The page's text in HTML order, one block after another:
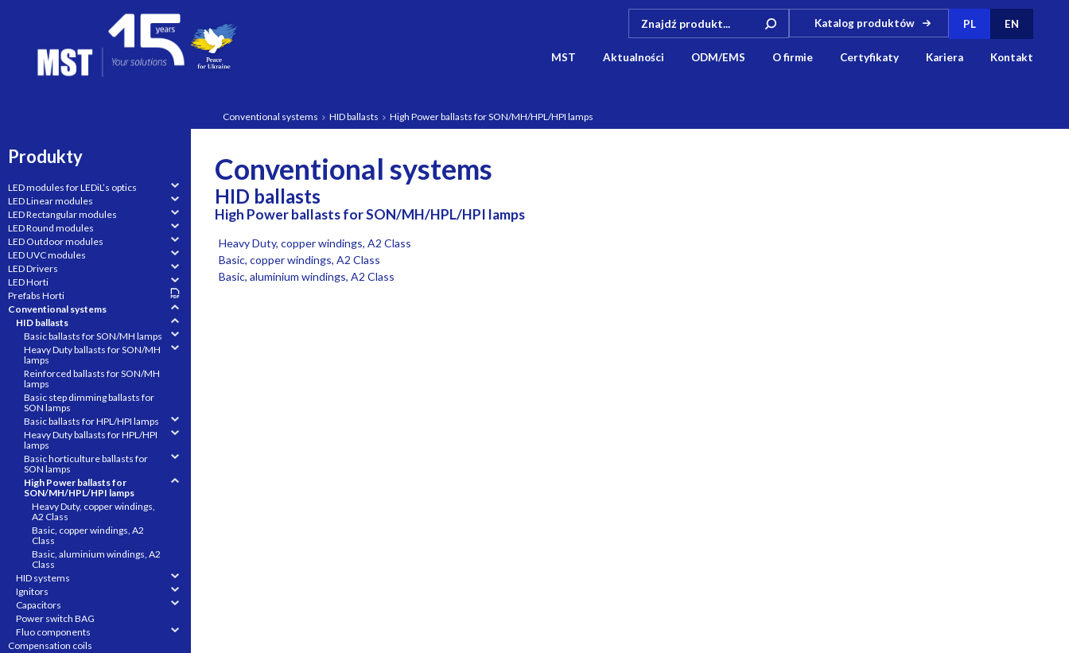
Katalog produktów PL EN
MST Aktualności ODM/EMS O firmie Certyfikaty Kariera Kontakt
Conventional systems HID ballasts High Power ballasts for SON/MH/HPL/HPI lamps
Produkty
LED modules for LEDiL’s optics
LED Linear modules
LED Rectangular modules
LED Round modules
LED Outdoor modules
LED UVC modules
LED Drivers
LED Horti
Prefabs Horti
Conventional systems
HID ballasts
Basic ballasts for SON/MH lamps
Heavy Duty ballasts for SON/MH
lamps
Reinforced ballasts for SON/MH
lamps
Basic step dimming ballasts for
SON lamps
Basic ballasts for HPL/HPI lamps
Heavy Duty ballasts for HPL/HPI
lamps
Basic horticulture ballasts for
SON lamps
High Power ballasts for
SON/MH/HPL/HPI lamps
Heavy Duty, copper windings,
A2 Class
Basic, copper windings, A2
Class
Basic, aluminium windings, A2
Class
HID systems
Ignitors
Capacitors
Power switch BAG
Fluo components
Compensation coils
Conventional systems
HID ballasts
High Power ballasts for SON/MH/HPL/HPI lamps
Heavy Duty, copper windings, A2 Class
Basic, copper windings, A2 Class
Basic, aluminium windings, A2 Class